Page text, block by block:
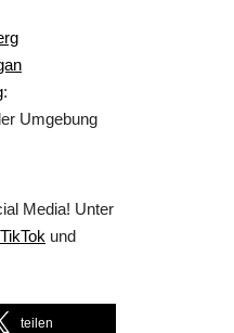
:
Umgebung
Media! Unter
TikTok und
teilen